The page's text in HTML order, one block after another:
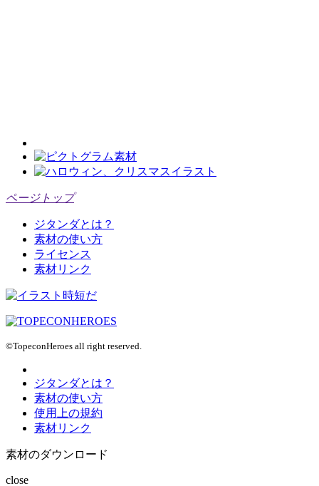
ページトップ
ジタンダとは？
素材の使い方
ライセンス
素材リンク
©TopeconHeroes all right reserved.
ジタンダとは？
素材の使い方
使用上の規約
素材リンク
素材のダウンロード
close